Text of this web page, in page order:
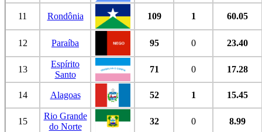
11 Rondônia 109 1 60.05
12 Paraíba 95 0 23.40
13
Espírito
Santo
71 0 17.28
14 Alagoas 52 1 15.45
15
Rio Grande
do Norte
32 0 8.99